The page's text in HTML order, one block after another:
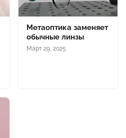
Метаоптика заменяет
обычные линзы
Март 29, 2025